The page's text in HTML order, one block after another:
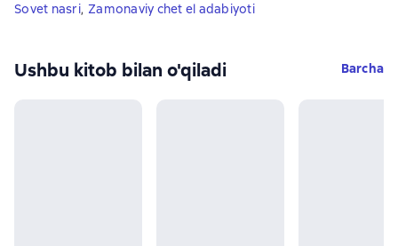
Sovet nasri, Zamonaviy chet el adabiyoti
Ushbu kitob bilan o'qiladi Barcha